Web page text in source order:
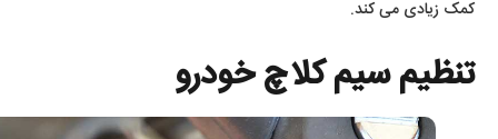
کمک زیادی می کند.
تنظیم سیم کلاچ خودرو